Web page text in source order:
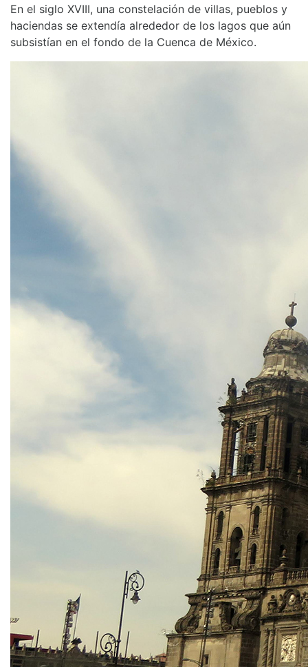
En el siglo XVIII, una constelación de villas, pueblos y
haciendas se extendía alrededor de los lagos que aún
subsistían en el fondo de la Cuenca de México.